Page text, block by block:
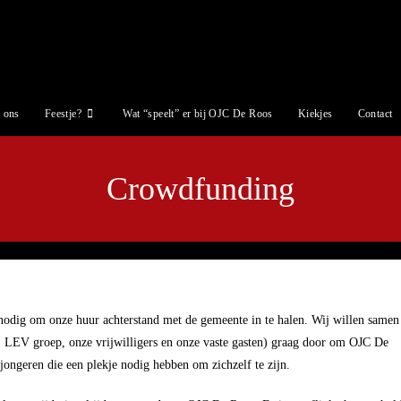
ons Feestje? Wat “speelt” er bij OJC De Roos Kiekjes Contact
Crowdfunding
om onze huur achterstand met de gemeente in te halen. Wij willen samen
groep, onze vrijwilligers en onze vaste gasten) graag door om OJC De
die een plekje nodig hebben om zichzelf te zijn.